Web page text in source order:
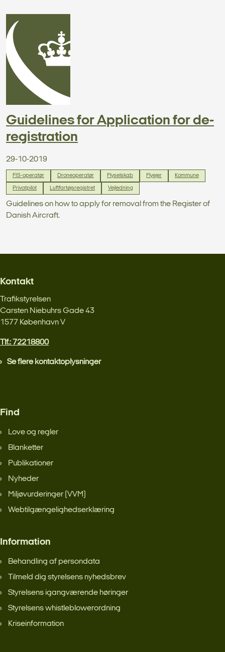
Guidelines for Application for de-
registration
29-10-2019
FIS-operatør Droneoperatør Flyselskab Flyejer Kommune
Privatpilot Luftfartøjsregistret Vejledning
Guidelines on how to apply for removal from the Register of
Danish Aircraft.
Kontakt
Trafikstyrelsen
Carsten Niebuhrs Gade 43
1577 København V
Tlf.: 72218800
Se flere kontaktoplysninger
Find
Love og regler
Blanketter
Publikationer
Nyheder
Miljøvurderinger (VVM)
Webtilgængelighedserklæring
Information
Behandling af persondata
Tilmeld dig styrelsens nyhedsbrev
Styrelsens igangværende høringer
Styrelsens whistleblowerordning
Kriseinformation